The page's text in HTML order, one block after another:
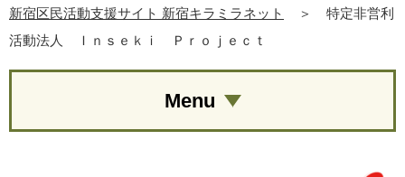
新宿区民活動支援サイト 新宿キラミラネット ＞
特定非営利
活動法人 Ｉｎｓｅｋｉ Ｐｒｏｊｅｃｔ
Menu